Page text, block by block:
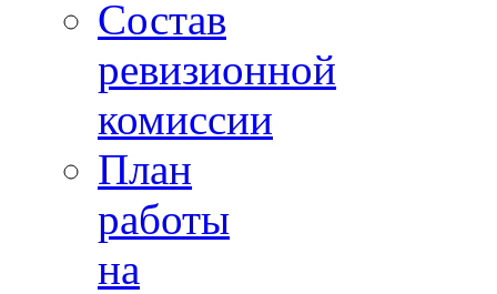
Состав
ревизионной
комиссии
План
работы
на